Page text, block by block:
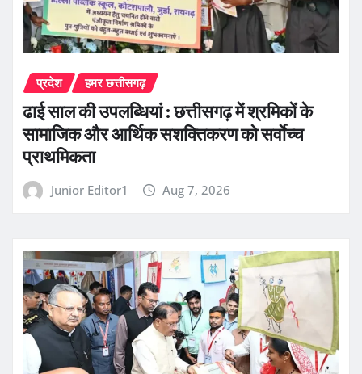
प्रदेश हमर छत्तीसगढ़
ढाई साल की उपलब्धियां : छत्तीसगढ़ में श्रमिकों के
सामाजिक और आर्थिक सशक्तिकरण को सर्वाेच्च
प्राथमिकता
Junior Editor1 Aug 7, 2026